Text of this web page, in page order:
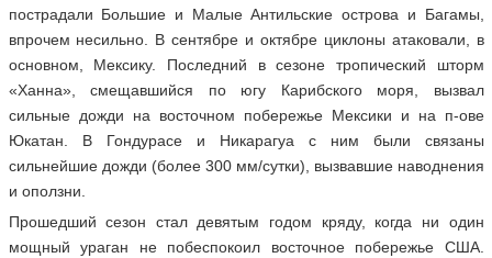
пострадали Большие и Малые Антильские острова и Багамы,
впрочем несильно. В сентябре и октябре циклоны атаковали, в
основном, Мексику. Последний в сезоне тропический шторм
«Ханна», смещавшийся по югу Карибского моря, вызвал
сильные дожди на восточном побережье Мексики и на п-ове
Юкатан. В Гондурасе и Никарагуа с ним были связаны
сильнейшие дожди (более 300 мм/сутки), вызвавшие наводнения
и оползни.
Прошедший сезон стал девятым годом кряду, когда ни один
мощный ураган не побеспокоил восточное побережье США.